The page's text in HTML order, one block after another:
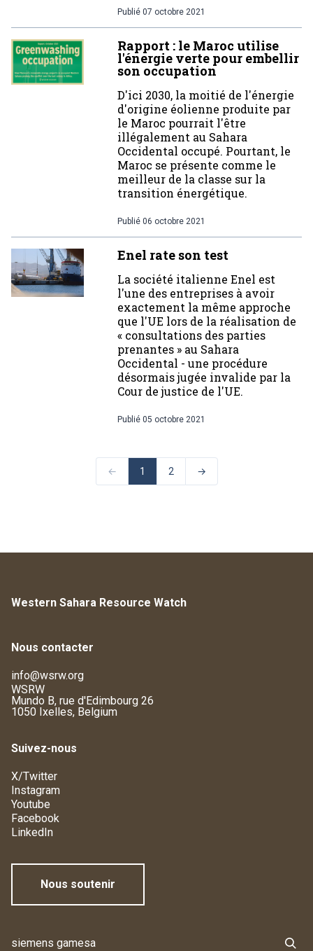
Publié 07 octobre 2021
Rapport : le Maroc utilise
l'énergie verte pour embellir
son occupation
D'ici 2030, la moitié de l'énergie
d'origine éolienne produite par
le Maroc pourrait l'être
illégalement au Sahara
Occidental occupé. Pourtant, le
Maroc se présente comme le
meilleur de la classe sur la
transition énergétique.
Publié 06 octobre 2021
Enel rate son test
La société italienne Enel est
l'une des entreprises à avoir
exactement la même approche
que l'UE lors de la réalisation de
« consultations des parties
prenantes » au Sahara
Occidental - une procédure
désormais jugée invalide par la
Cour de justice de l'UE.
Publié 05 octobre 2021
← 1 2 →
Western Sahara Resource Watch
Nous contacter
info@wsrw.org
WSRW
Mundo B, rue d'Edimbourg 26
1050 Ixelles, Belgium
Suivez-nous
X/Twitter
Instagram
Youtube
Facebook
LinkedIn
Nous soutenir